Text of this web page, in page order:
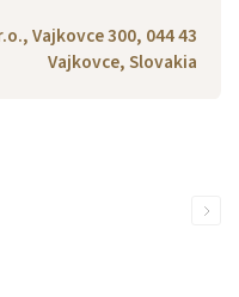
Vajkovce 300, 044 43
Vajkovce, Slovakia
Next